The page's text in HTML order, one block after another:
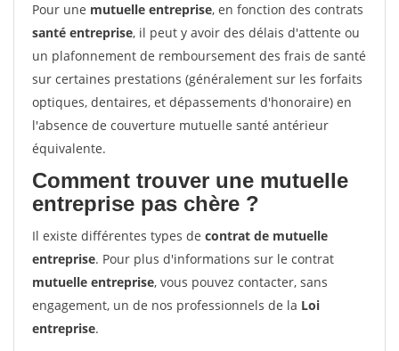
Pour une mutuelle entreprise, en fonction des contrats
santé entreprise, il peut y avoir des délais d'attente ou
un plafonnement de remboursement des frais de santé
sur certaines prestations (généralement sur les forfaits
optiques, dentaires, et dépassements d'honoraire) en
l'absence de couverture mutuelle santé antérieur
équivalente.
Comment trouver une mutuelle
entreprise pas chère ?
Il existe différentes types de contrat de mutuelle
entreprise. Pour plus d'informations sur le contrat
mutuelle entreprise, vous pouvez contacter, sans
engagement, un de nos professionnels de la Loi
entreprise.